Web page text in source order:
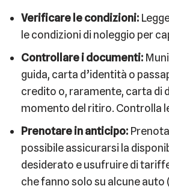
Verificare le condizioni:
le condizioni di noleggio per
Controllare i documenti:
guida, carta d’identità o
credito o, raramente, carta di
momento del ritiro. Controlla
Prenotare in anticipo:
possibile assicurarsi la
desiderato e usufruire di
che fanno solo su alcune auto